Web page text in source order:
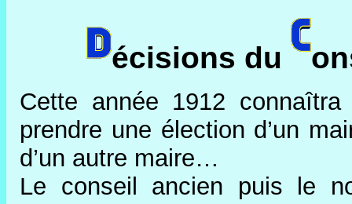
écisions du
Cette année 1912
prendre une élection d’un
d’un autre maire…
Le conseil ancien puis le